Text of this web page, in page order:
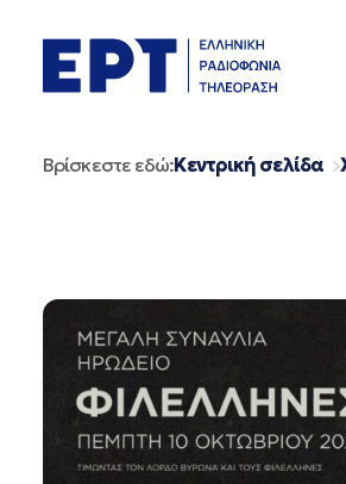
περιεχόμενο
Βρίσκεστε εδώ:Κεντρική σελίδα